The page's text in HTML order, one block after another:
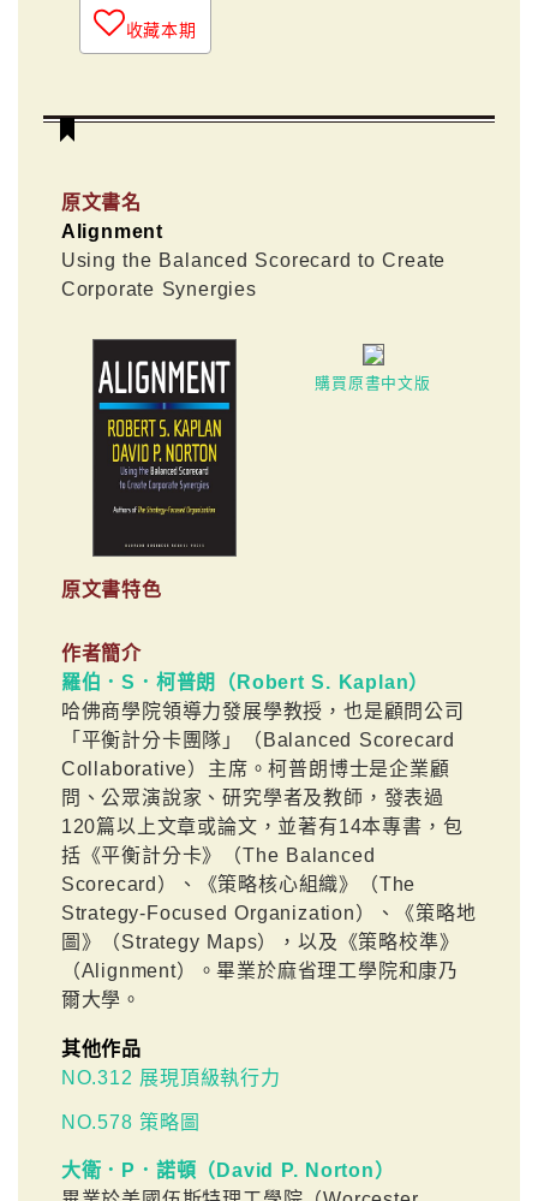
收藏本期
原文書名
Alignment
Using the Balanced Scorecard to Create
Corporate Synergies
購買原書中文版
原文書特色
作者簡介
羅伯．S．柯普朗（Robert S. Kaplan）
哈佛商學院領導力發展學教授，也是顧問公司
「平衡計分卡團隊」（Balanced Scorecard
Collaborative）主席。柯普朗博士是企業顧
問、公眾演說家、研究學者及教師，發表過
120篇以上文章或論文，並著有14本專書，包
括《平衡計分卡》（The Balanced
Scorecard）、《策略核心組織》（The
Strategy-Focused Organization）、《策略地
圖》（Strategy Maps），以及《策略校準》
（Alignment）。畢業於麻省理工學院和康乃
爾大學。
其他作品
NO.312 展現頂級執行力
NO.578 策略圖
大衛．P．諾頓（David P. Norton）